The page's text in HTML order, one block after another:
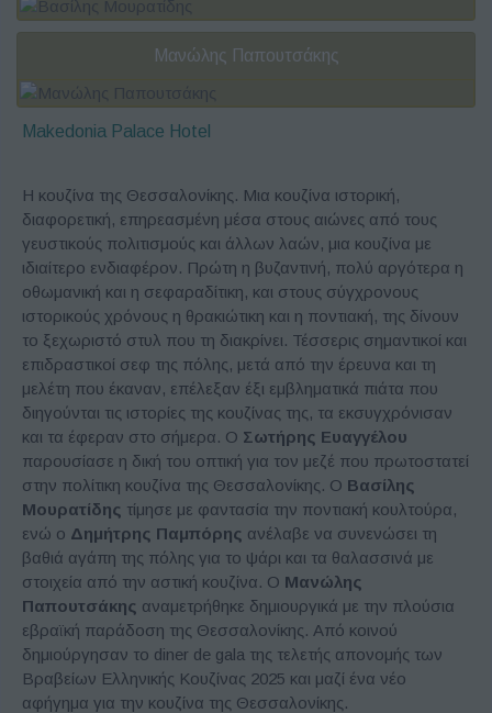
Μανώλης Παπουτσάκης
Makedonia Palace Hotel
Η κουζίνα της Θεσσαλονίκης. Μια κουζίνα ιστορική,
διαφορετική, επηρεασμένη μέσα στους αιώνες από τους
γευστικούς πολιτισμούς και άλλων λαών, μια κουζίνα με
ιδιαίτερο ενδιαφέρον. Πρώτη η βυζαντινή, πολύ αργότερα η
οθωμανική και η σεφαραδίτικη, και στους σύγχρονους
ιστορικούς χρόνους η θρακιώτικη και η ποντιακή, της δίνουν
το ξεχωριστό στυλ που τη διακρίνει. Τέσσερις σημαντικοί και
επιδραστικοί σεφ της πόλης, μετά από την έρευνα και τη
μελέτη που έκαναν, επέλεξαν έξι εμβληματικά πιάτα που
διηγούνται τις ιστορίες της κουζίνας της, τα εκσυγχρόνισαν
και τα έφεραν στο σήμερα. Ο Σωτήρης Ευαγγέλου
παρουσίασε η δική του οπτική για τον μεζέ που πρωτοστατεί
στην πολίτικη κουζίνα της Θεσσαλονίκης. Ο Βασίλης
Μουρατίδης τίμησε με φαντασία την ποντιακή κουλτούρα,
ενώ ο Δημήτρης Παμπόρης ανέλαβε να συνενώσει τη
βαθιά αγάπη της πόλης για το ψάρι και τα θαλασσινά με
στοιχεία από την αστική κουζίνα. Ο Μανώλης
Παπουτσάκης αναμετρήθηκε δημιουργικά με την πλούσια
εβραϊκή παράδοση της Θεσσαλονίκης. Από κοινού
δημιούργησαν το diner de gala της τελετής απονομής των
Βραβείων Ελληνικής Κουζίνας 2025 και μαζί ένα νέο
αφήγημα για την κουζίνα της Θεσσαλονίκης.